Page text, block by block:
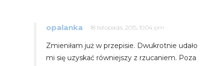
opalanka 18 listopada, 2015, 10:04 pm
Zmieniłam już w przepisie. Dwukrotnie udało
mi się uzyskać równiejszy z rzucaniem. Poza